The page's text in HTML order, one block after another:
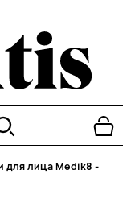
для лица Medik8 -